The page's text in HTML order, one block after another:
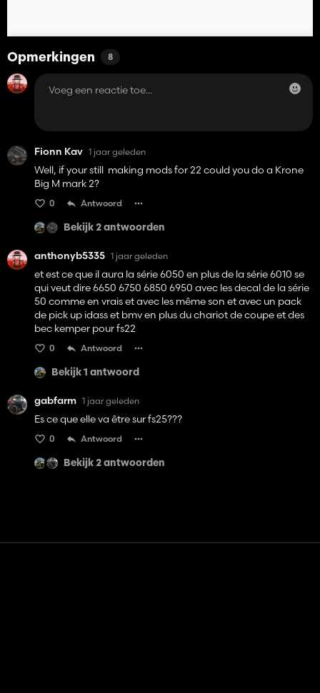
Opmerkingen 8
Fionn Kav 1 jaar geleden
Well, if your still making mods for 22 could you do a Krone
Big M mark 2?
0 Antwoord
Bekijk 2 antwoorden
anthonyb5335 1 jaar geleden
et est ce que il aura la série 6050 en plus de la série 6010 se
qui veut dire 6650 6750 6850 6950 avec les decal de la série
50 comme en vrais et avec les même son et avec un pack
de pick up idass et bmv en plus du chariot de coupe et des
bec kemper pour fs22
0 Antwoord
Bekijk 1 antwoord
gabfarm 1 jaar geleden
Es ce que elle va être sur fs25???
0 Antwoord
Bekijk 2 antwoorden